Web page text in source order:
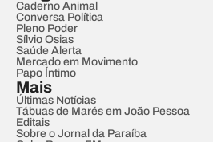
Caderno Animal
Conversa Política
Pleno Poder
Sílvio Osias
Saúde Alerta
Mercado em Movimento
Papo Íntimo
Mais
Últimas Notícias
Tábuas de Marés em João Pessoa
Editais
Sobre o Jornal da Paraíba